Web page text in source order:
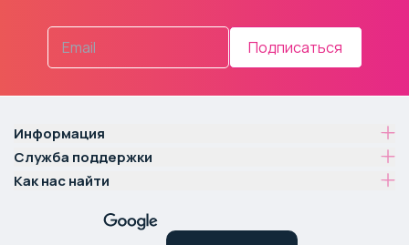
Подписаться
Информация
Служба поддержки
Как нас найти